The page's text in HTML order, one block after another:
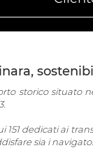
storico situato
151 dedicati ai
sia i